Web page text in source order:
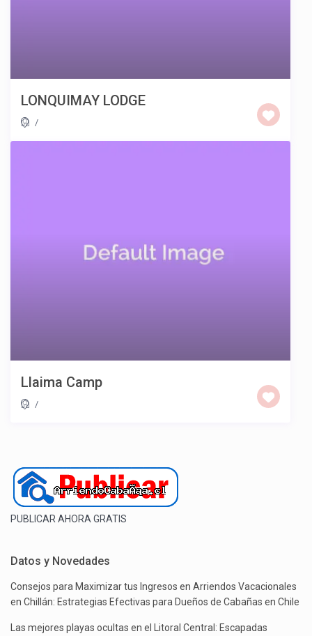
LONQUIMAY LODGE
/
Llaima Camp
/
PUBLICAR AHORA GRATIS
Datos y Novedades
Consejos para Maximizar tus Ingresos en Arriendos Vacacionales
en Chillán: Estrategias Efectivas para Dueños de Cabañas en Chile
Las mejores playas ocultas en el Litoral Central: Escapadas